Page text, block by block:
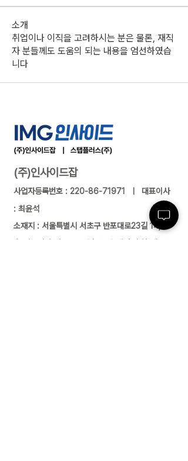
소개
취업이나 이직을 고려하시는 분은 물론, 재직
자 분들께도 도움의 되는 내용을 엄선하였습
니다
(주)인사이드잡
사업자등록번호 : 220-86-71971
ㅣ 대표이사
: 최윤석
소재지 : 서울특별시 서초구 반포대로23길 14, 3